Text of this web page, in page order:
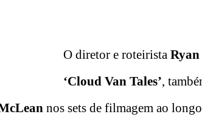
O diretor e roteirista
‘Cloud Van Tales’,
nos sets de filmagem ao